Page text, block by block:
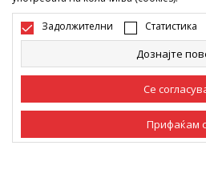
Не е дозволено превземање или
интернет страните на Sport Vision,
однесува на логоа, трговски марки,
истите да се отстапуваат на трети
се користат за било какви цели, без
ДООЕЛ.
Настојуваме да бидеме што
фотографијата и самата цена, но не
сите информации се комплетни и
производи на сајтот се дел од
дека мораат да се достапни во
Задолжителни Статистика
Дознајте
Се
Прифаќам